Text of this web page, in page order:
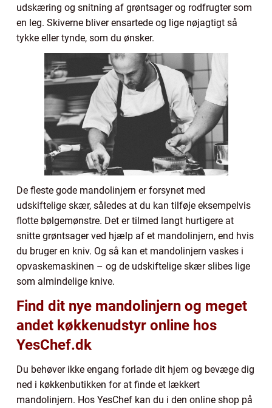
udskæring og snitning af grøntsager og rodfrugter som
en leg. Skiverne bliver ensartede og lige nøjagtigt så
tykke eller tynde, som du ønsker.
De fleste gode mandolinjern er forsynet med
udskiftelige skær, således at du kan tilføje eksempelvis
flotte bølgemønstre. Det er tilmed langt hurtigere at
snitte grøntsager ved hjælp af et mandolinjern, end hvis
du bruger en kniv. Og så kan et mandolinjern vaskes i
opvaskemaskinen – og de udskiftelige skær slibes lige
som almindelige knive.
Find dit nye mandolinjern og meget
andet køkkenudstyr online hos
YesChef.dk
Du behøver ikke engang forlade dit hjem og bevæge dig
ned i køkkenbutikken for at finde et lækkert
mandolinjern. Hos YesChef kan du i den online shop på